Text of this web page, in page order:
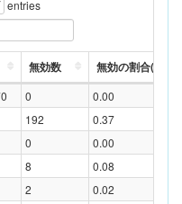
entries
無効数 無効の割合(%)
0
0.00
192
0.37
0
0.00
8
0.08
2
0.02